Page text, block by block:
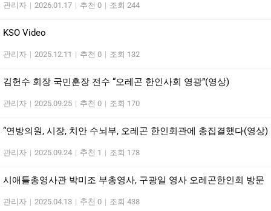
관리자 | 2026.01.17 | 추천 0 | 조회 244
KSO Video
관리자 | 2025.12.11 | 추천 0 | 조회 132
김헌수 회장 국민훈장 전수 “오레곤 한인사회 영광”(영상)
관리자 | 2025.09.25 | 추천 0 | 조회 170
“연방의원, 시장, 치안 수뇌부, 오레곤 한인회관에 총집결했다(영상)
관리자 | 2025.09.24 | 추천 1 | 조회 178
시애틀총영사관 박미조 부총영사, 구광일 영사 오레곤한인회 방문
관리자 | 2025.04.13 | 추천 0 | 조회 438